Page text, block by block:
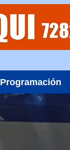
Programación